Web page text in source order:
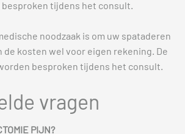
tijdens het consult.
noodzaak is om uw spataderen
kosten wel voor eigen rekening. De
besproken tijdens het consult.
vragen
PIJN?